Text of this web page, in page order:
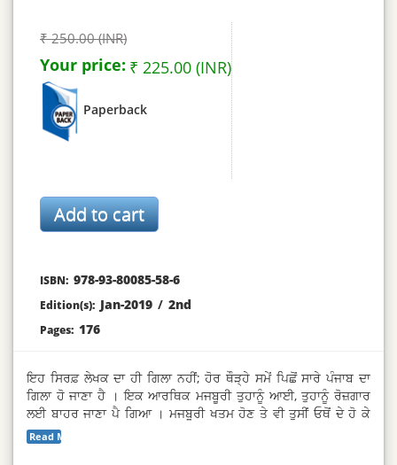
₹ 250.00 (INR)
Your price: ₹ 225.00 (INR)
Paperback
ISBN: 978-93-80085-58-6
Edition(s): Jan-2019 / 2nd
Pages: 176
ਇਹ ਸਿਰਫ਼ ਲੇਖਕ ਦਾ ਹੀ ਗਿਲਾ ਨਹੀਂ; ਹੋਰ ਥੌੜ੍ਹੇ ਸਮੇਂ ਪਿਛੋਂ ਸਾਰੇ ਪੰਜਾਬ ਦਾ
ਗਿਲਾ ਹੋ ਜਾਣਾ ਹੈ । ਇਕ ਆਰਥਿਕ ਮਜਬੂਰੀ ਤੁਹਾਨੂੰ ਆਈ, ਤੁਹਾਨੂੰ ਰੋਜ਼ਗਾਰ
ਲਈ ਬਾਹਰ ਜਾਣਾ ਪੈ ਗਿਆ । ਮਜਬੂਰੀ ਖਤਮ ਹੋਣ ਤੇ ਵੀ ਤੁਸੀਂ ਓਥੋਂ ਦੇ ਹੋ ਕੇ
ਰਹਿ ਗਏ । ਇਸ ਵਿਚ ਪੰਜਾਬ ਦਾ ਕੀ ਦੋਸ਼ ਐ ? ਪੰਜਾਬ ਤਾਂ ਅੱਜ ਵੀ ਕਰਮਾਂ
ਮਾਰਿਆ, ਅੱਧੇ ਹਿੰਦੋਸਤਾਨ ਨੂੰ ਰੱਜਵੀਂ ਰੋਟੀ ਦੇ ਰਿਹਾ ਹੈ । ਤੁਹਾਡੇ ਸਦਾ ਲਈ
Read More...